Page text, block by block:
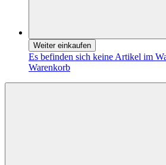
Weiter einkaufen
Es befinden sich keine Artikel im
Warenkorb